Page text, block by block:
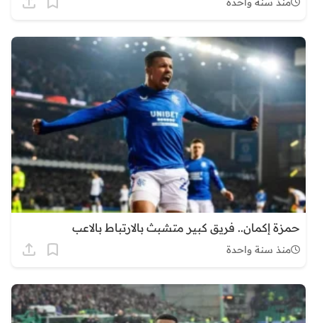
حمزة إكمان.. فريق كبير متشبث بالارتباط بالاعب
منذ سنة واحدة